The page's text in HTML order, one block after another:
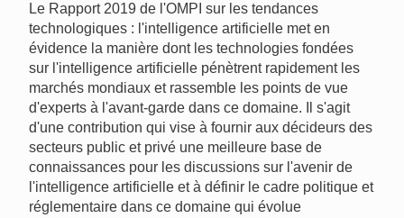
Le Rapport 2019 de l'OMPI sur les tendances
technologiques : l'intelligence artificielle met en
évidence la manière dont les technologies fondées
sur l'intelligence artificielle pénètrent rapidement les
marchés mondiaux et rassemble les points de vue
d'experts à l'avant-garde dans ce domaine. Il s'agit
d'une contribution qui vise à fournir aux décideurs des
secteurs public et privé une meilleure base de
connaissances pour les discussions sur l'avenir de
l'intelligence artificielle et à définir le cadre politique et
réglementaire dans ce domaine qui évolue